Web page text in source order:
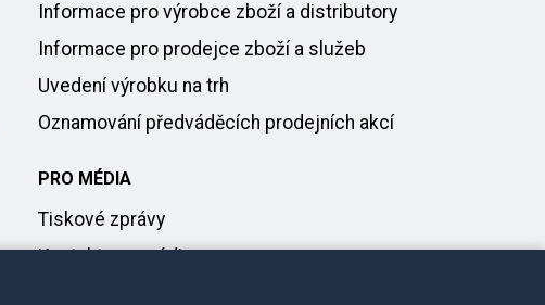
Informace pro výrobce zboží a distributory
Informace pro prodejce zboží a služeb
Uvedení výrobku na trh
Oznamování předváděcích prodejních akcí
PRO MÉDIA
Tiskové zprávy
Kontakt pro média